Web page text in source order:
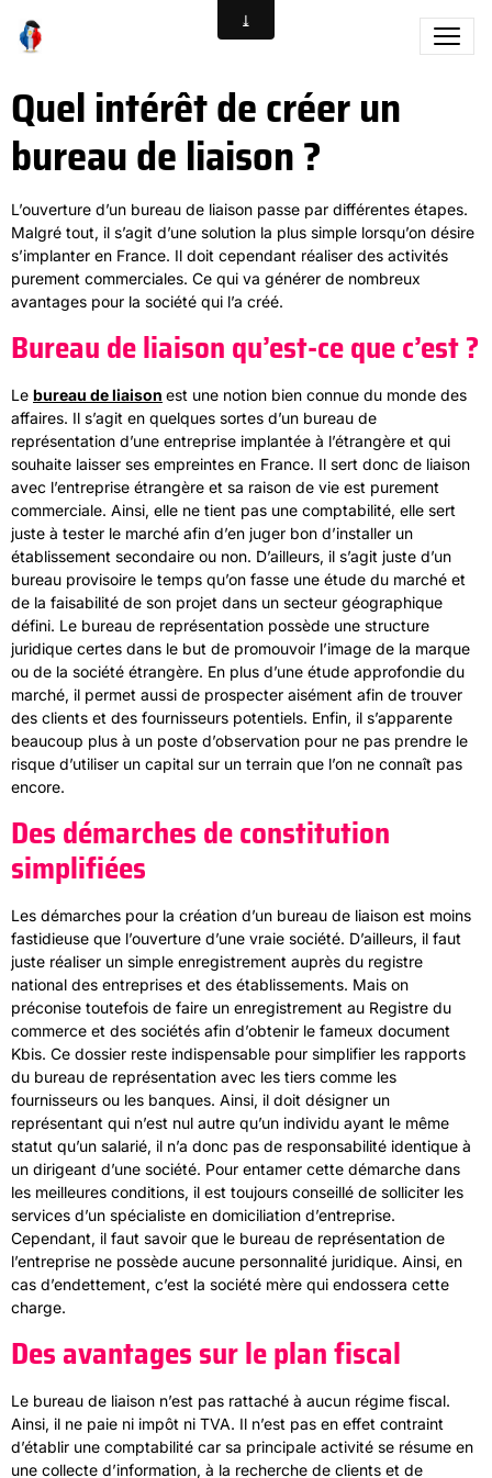
Quel intérêt de créer un
bureau de liaison ?
L’ouverture d’un bureau de liaison passe par différentes étapes.
Malgré tout, il s’agit d’une solution la plus simple lorsqu’on désire
s’implanter en France. Il doit cependant réaliser des activités
purement commerciales. Ce qui va générer de nombreux
avantages pour la société qui l’a créé.
Bureau de liaison qu’est-ce que c’est ?
Le bureau de liaison est une notion bien connue du monde des
affaires. Il s’agit en quelques sortes d’un bureau de
représentation d’une entreprise implantée à l’étrangère et qui
souhaite laisser ses empreintes en France. Il sert donc de liaison
avec l’entreprise étrangère et sa raison de vie est purement
commerciale. Ainsi, elle ne tient pas une comptabilité, elle sert
juste à tester le marché afin d’en juger bon d’installer un
établissement secondaire ou non. D’ailleurs, il s’agit juste d’un
bureau provisoire le temps qu’on fasse une étude du marché et
de la faisabilité de son projet dans un secteur géographique
défini. Le bureau de représentation possède une structure
juridique certes dans le but de promouvoir l’image de la marque
ou de la société étrangère. En plus d’une étude approfondie du
marché, il permet aussi de prospecter aisément afin de trouver
des clients et des fournisseurs potentiels. Enfin, il s’apparente
beaucoup plus à un poste d’observation pour ne pas prendre le
risque d’utiliser un capital sur un terrain que l’on ne connaît pas
encore.
Des démarches de constitution
simplifiées
Les démarches pour la création d’un bureau de liaison est moins
fastidieuse que l’ouverture d’une vraie société. D’ailleurs, il faut
juste réaliser un simple enregistrement auprès du registre
national des entreprises et des établissements. Mais on
préconise toutefois de faire un enregistrement au Registre du
commerce et des sociétés afin d’obtenir le fameux document
Kbis. Ce dossier reste indispensable pour simplifier les rapports
du bureau de représentation avec les tiers comme les
fournisseurs ou les banques. Ainsi, il doit désigner un
représentant qui n’est nul autre qu’un individu ayant le même
statut qu’un salarié, il n’a donc pas de responsabilité identique à
un dirigeant d’une société. Pour entamer cette démarche dans
les meilleures conditions, il est toujours conseillé de solliciter les
services d’un spécialiste en domiciliation d’entreprise.
Cependant, il faut savoir que le bureau de représentation de
l’entreprise ne possède aucune personnalité juridique. Ainsi, en
cas d’endettement, c’est la société mère qui endossera cette
charge.
Des avantages sur le plan fiscal
Le bureau de liaison n’est pas rattaché à aucun régime fiscal.
Ainsi, il ne paie ni impôt ni TVA. Il n’est pas en effet contraint
d’établir une comptabilité car sa principale activité se résume en
une collecte d’information, à la recherche de clients et de